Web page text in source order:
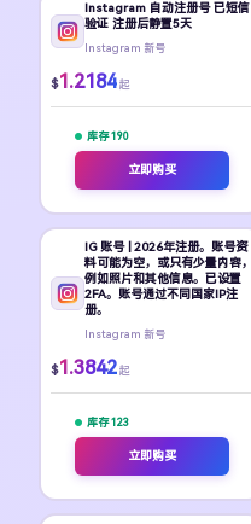
Instagram 自动注册号 已短信
验证 注册后静置5天
Instagram 新号
$1.2184 起
库存 190
立即购买
IG 账号 | 2026年注册。账号资
料可能为空，或只有少量内容，
例如照片和其他信息。已设置
2FA。账号通过不同国家IP注
册。
Instagram 新号
$1.3842 起
库存 123
立即购买